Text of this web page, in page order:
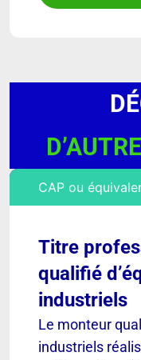
CAP ou
Titre
qualifié
industriels
Le monteur
industriels